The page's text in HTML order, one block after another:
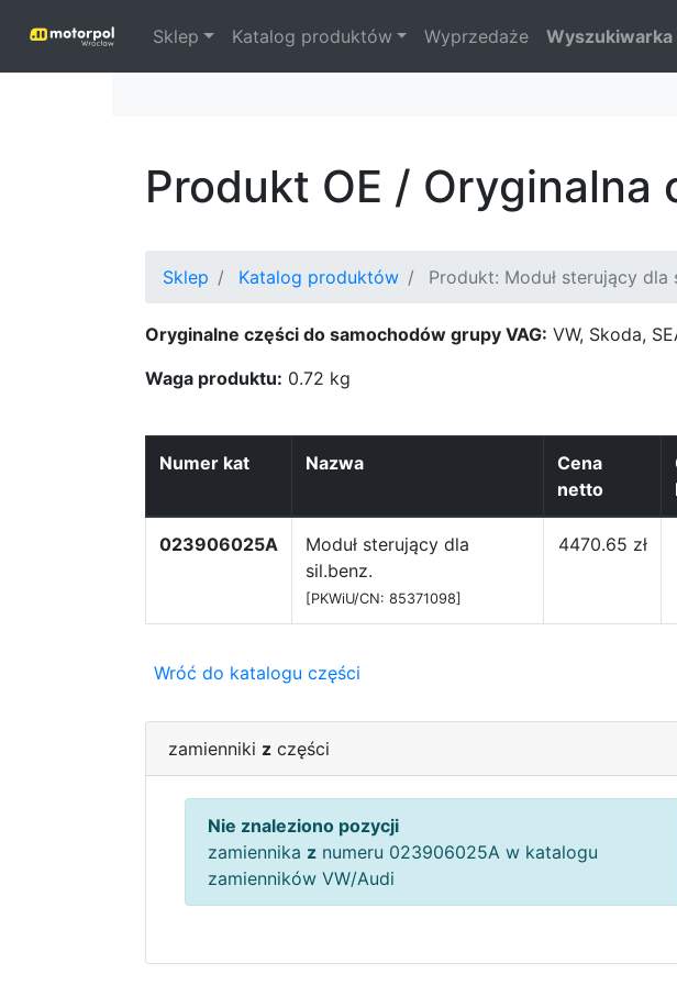
Sklep Katalog produktów Wyprzedaże Wyszukiwarka
Produkt OE /
Sklep Katalog produktów Produkt: Moduł sterujący
Oryginalne części do samochodów grupy VAG: VW, Skoda,
Waga produktu: 0.72 kg
Numer kat Nazwa
Cena
netto
023906025A
Moduł sterujący dla
sil.benz.
[PKWiU/CN: 85371098]
4470.65 zł
Wróć do katalogu części
zamienniki z części
Nie znaleziono pozycji
zamiennika z numeru 023906025A w katalogu
zamienników VW/Audi